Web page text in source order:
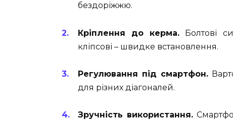
бездоріжжю.
Кріплення до керма. Болтові
кліпсові – швидке встановлення.
Регулювання під смартфон.
для різних діагоналей.
Зручність використання.